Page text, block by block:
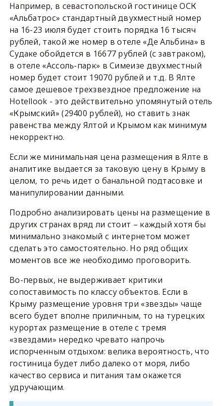
Например, в севастопольской гостинице ОСК
«Альбатрос» стандартный двухместный номер
на 16-23 июля будет стоить порядка 16 тысяч
рублей, такой же номер в отеле «Де Альбина» в
Судаке обойдется в 16677 рублей (с завтраком),
в отеле «Ассоль-парк» в Симеизе двухместный
номер будет стоит 19070 рублей и т.д. В Ялте
самое дешевое трехзвездное предложение на
Hotellook - это действительно упомянутый отель
«Крымский» (29400 рублей), но ставить знак
равенства между Ялтой и Крымом как минимум
некорректно.
Если же минимальная цена размещения в Ялте в
аналитике выдается за таковую цену в Крыму в
целом, то речь идет о банальной подтасовке и
манипулировании данными.
Подробно анализировать цены на размещение в
других странах вряд ли стоит – каждый хотя бы
минимально знакомый с интернетом может
сделать это самостоятельно. Но ряд общих
моментов все же необходимо проговорить.
Во-первых, не выдерживает критики
сопоставимость по классу объектов. Если в
Крыму размещение уровня три «звезды» чаще
всего будет вполне приличным, то на турецких
курортах размещение в отеле с тремя
«звездами» нередко чревато напрочь
испорченным отдыхом: велика вероятность, что
гостиница будет либо далеко от моря, либо
качество сервиса и питания там окажется
удручающим.